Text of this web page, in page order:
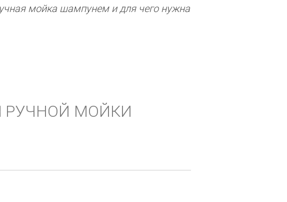
мойка шампунем и для чего нужна
РУЧНОЙ МОЙКИ